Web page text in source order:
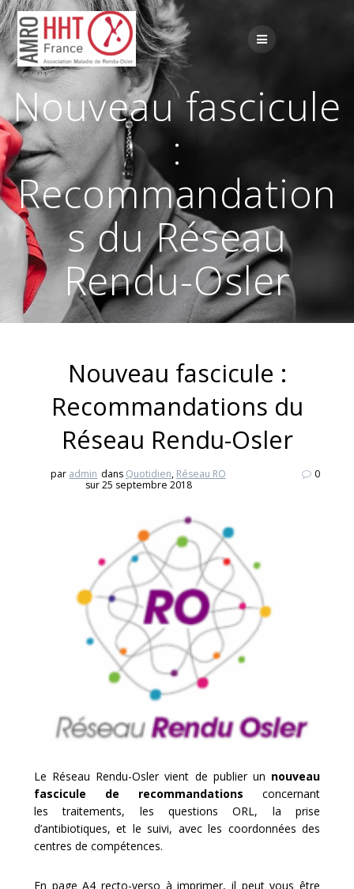
Passer
au
contenu
Nouveau fascicule
:
Recommandation
s du Réseau
Rendu-Osler
Nouveau fascicule :
Recommandations du
Réseau Rendu-Osler
par admin dans Quotidien, Réseau RO
sur 25 septembre 2018
0
Le Réseau Rendu-Osler vient de publier un nouveau
fascicule de recommandations concernant
les traitements, les questions ORL, la prise
d’antibiotiques, et le suivi, avec les coordonnées des
centres de compétences.
En page A4 recto-verso à imprimer, il peut vous être